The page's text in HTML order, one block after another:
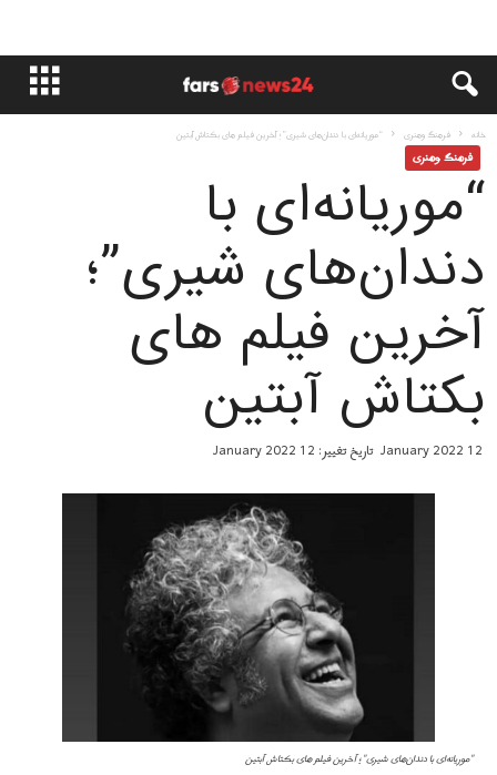
خانه فرهنگ وهنری “موریانه‌ای با دندان‌های شیری”؛ آخرين فيلم هاى بکتاش آبتین
فرهنگ وهنری
“موریانه‌ای با
دندان‌های شیری”؛
آخرين فيلم هاى
بکتاش آبتین
12 January 2022 تاریخ تغییر: 12 January 2022
"موریانه‌ای با دندان‌های شیری"؛ آخرين فيلم هاى بکتاش آبتین